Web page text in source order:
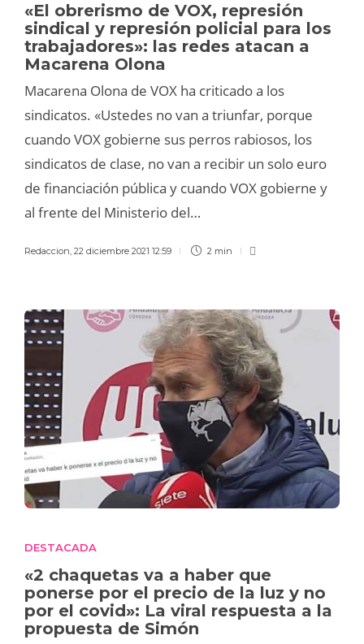
«El obrerismo de VOX, represión
sindical y represión policial para los
trabajadores»: las redes atacan a
Macarena Olona
Macarena Olona de VOX ha criticado a los
sindicatos. «Ustedes no van a triunfar, porque
cuando VOX gobierne sus perros rabiosos, los
sindicatos de clase, no van a recibir un solo euro
de financiación pública y cuando VOX gobierne y
al frente del Ministerio del…
Redaccion, 22 diciembre 2021 12:59 2 min
DESTACADA
«2 chaquetas va a haber que
ponerse por el precio de la luz y no
por el covid»: La viral respuesta a la
propuesta de Simón